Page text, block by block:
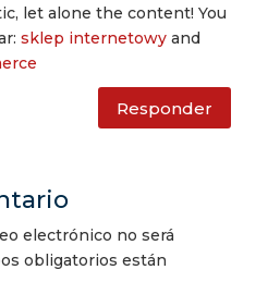
let alone the content! You
sklep internetowyand
Responder
electrónico no será
obligatorios están